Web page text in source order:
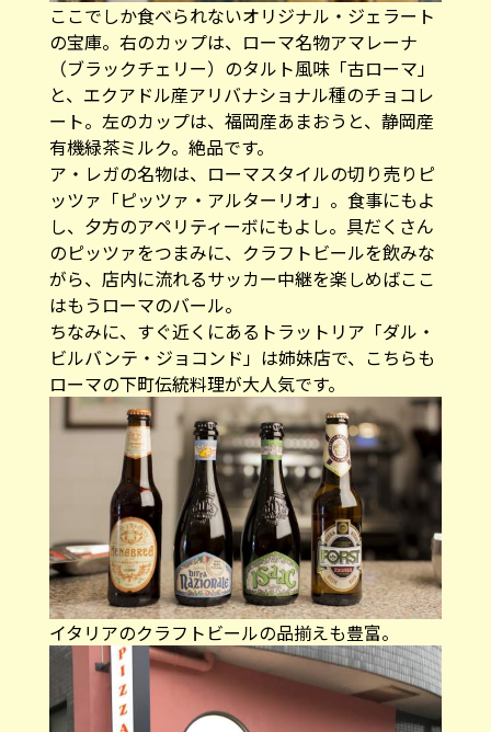
ここでしか食べられないオリジナル・ジェラート
の宝庫。右のカップは、ローマ名物アマレーナ
（ブラックチェリー）のタルト風味「古ローマ」
と、エクアドル産アリバナショナル種のチョコレ
ート。左のカップは、福岡産あまおうと、静岡産
有機緑茶ミルク。絶品です。
ア・レガの名物は、ローマスタイルの切り売りピ
ッツァ「ピッツァ・アルターリオ」。食事にもよ
し、夕方のアペリティーボにもよし。具だくさん
のピッツァをつまみに、クラフトビールを飲みな
がら、店内に流れるサッカー中継を楽しめばここ
はもうローマのバール。
ちなみに、すぐ近くにあるトラットリア「ダル・
ビルバンテ・ジョコンド」は姉妹店で、こちらも
ローマの下町伝統料理が大人気です。
イタリアのクラフトビールの品揃えも豊富。